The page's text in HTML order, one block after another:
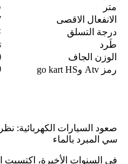
متر
الانفعال الاقصى
27
درجة التسلق
طَرد
الوزن الجاف
رمز Atv وgo kart HS
سي المبرد بالماء
في السنوات الأخيرة، اكتسبت